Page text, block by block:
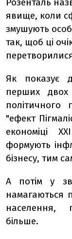
явище, коли
змушують
так, щоб ці
Як показує
перших
політичного
"ефект
економіці
формують
бізнесу, тим
А потім у
намагаються
населення,
більше.